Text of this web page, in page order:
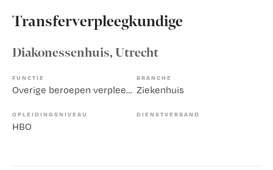
Transferverpleegkundige
Diakonessenhuis, Utrecht
FUNCTIE
Overige beroepen verpleegkunde
BRANCHE
Ziekenhuis
OPLEIDINGSNIVEAU
HBO
DIENSTVERBAND